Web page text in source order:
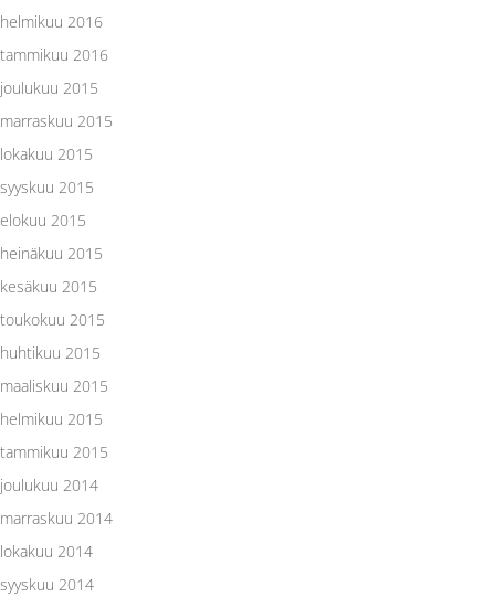
helmikuu 2016
tammikuu 2016
joulukuu 2015
marraskuu 2015
lokakuu 2015
syyskuu 2015
elokuu 2015
heinäkuu 2015
kesäkuu 2015
toukokuu 2015
huhtikuu 2015
maaliskuu 2015
helmikuu 2015
tammikuu 2015
joulukuu 2014
marraskuu 2014
lokakuu 2014
syyskuu 2014